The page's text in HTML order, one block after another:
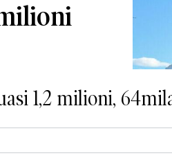
1,2 milioni,